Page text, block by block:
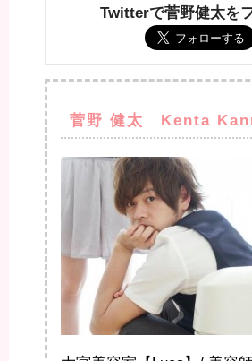
Twitterで菅野健太を
菅野 健太 Kenta